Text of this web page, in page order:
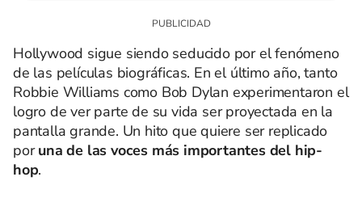
Hollywood sigue siendo seducido por el fenómeno
de las películas biográficas. En el último año, tanto
Robbie Williams como Bob Dylan experimentaron el
logro de ver parte de su vida ser proyectada en la
pantalla grande. Un hito que quiere ser replicado
poruna de las voces más importantes del hip-
hop.